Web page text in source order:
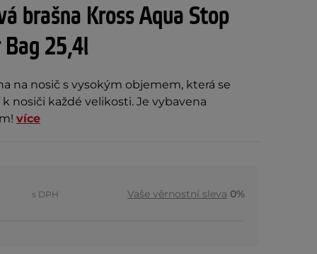
brašna Kross Aqua Stop
25,4l
na nosič s vysokým objemem, která se
nosiči každé velikosti. Je vybavena
více
s DPH Vaše věrnostní sleva 0%